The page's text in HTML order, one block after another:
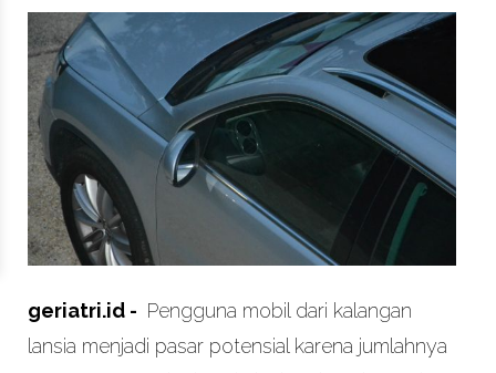
geriatri.id - Pengguna mobil dari kalangan
lansia menjadi pasar potensial karena jumlahnya